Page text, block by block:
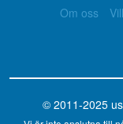
Om oss
© 2011-2025